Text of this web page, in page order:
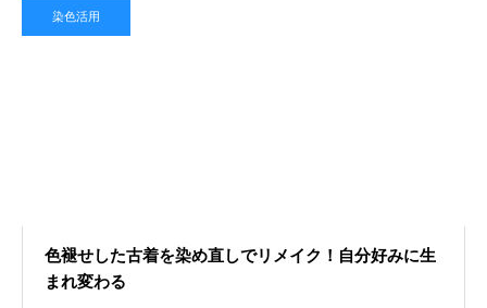
染色活用
色褪せした古着を染め直しでリメイク！自分好みに生
まれ変わる